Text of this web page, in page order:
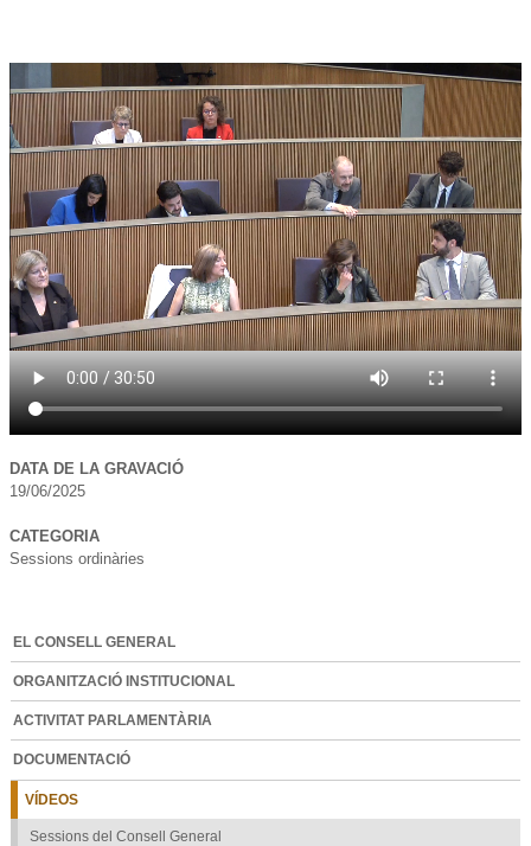
DATA DE LA GRAVACIÓ
19/06/2025
CATEGORIA
Sessions ordinàries
EL CONSELL GENERAL
ORGANITZACIÓ INSTITUCIONAL
ACTIVITAT PARLAMENTÀRIA
DOCUMENTACIÓ
VÍDEOS
Sessions del Consell General